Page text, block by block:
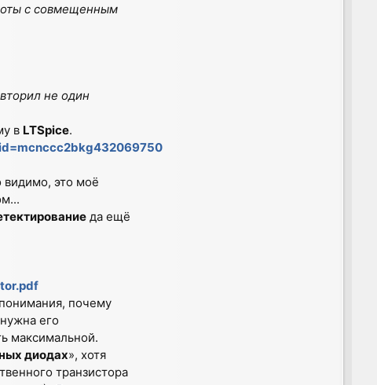
с совмещенным
не один
в LTSpice.
видимо, это моё
да ещё
почему
его
максимальной.
диодах», хотя
транзистора